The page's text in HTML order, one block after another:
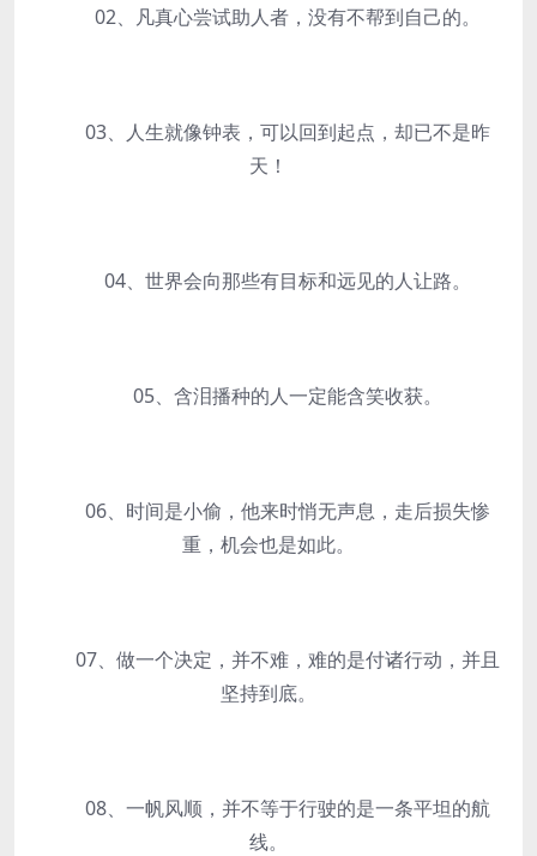
02、凡真心尝试助人者，没有不帮到自己的。
03、人生就像钟表，可以回到起点，却已不是昨
天！
04、世界会向那些有目标和远见的人让路。
05、含泪播种的人一定能含笑收获。
06、时间是小偷，他来时悄无声息，走后损失惨
重，机会也是如此。
07、做一个决定，并不难，难的是付诸行动，并且
坚持到底。
08、一帆风顺，并不等于行驶的是一条平坦的航
线。